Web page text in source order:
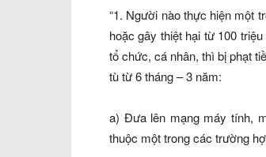
“1. Người nào thực hiện một
hoặc gây thiệt hại từ 100
tổ chức, cá nhân, thì bị phạt
tù từ 6 tháng – 3 năm:
a) Đưa lên mạng máy tính,
thuộc một trong các trường